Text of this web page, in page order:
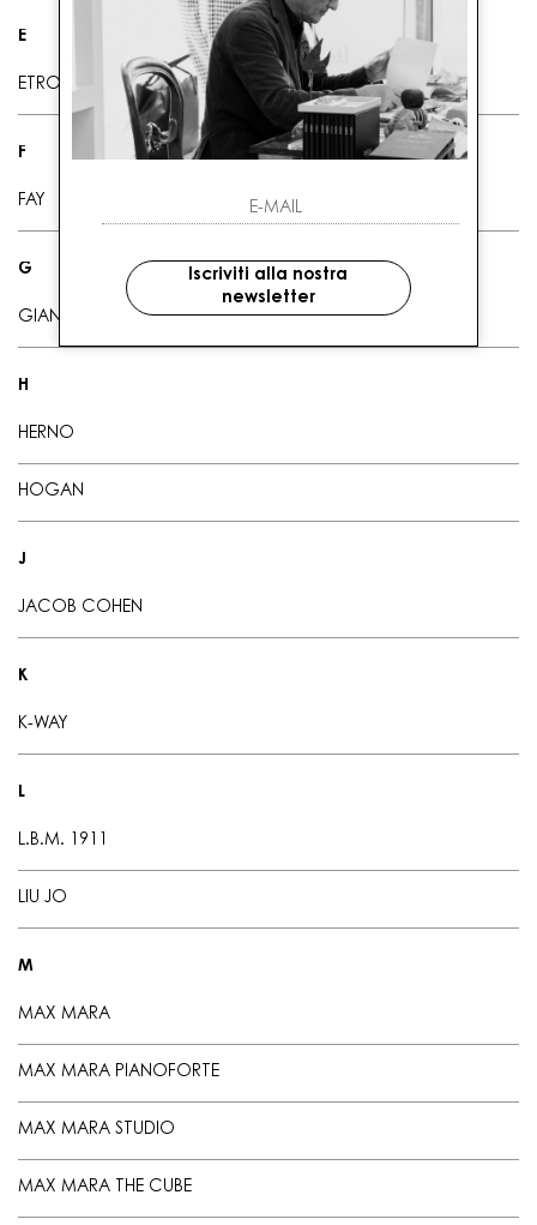
E
ETRO
F
FAY
G
GIANNI CHIARINI
H
HERNO
HOGAN
J
JACOB COHEN
K
K-WAY
L
L.B.M. 1911
LIU JO
M
MAX MARA
MAX MARA PIANOFORTE
MAX MARA STUDIO
MAX MARA THE CUBE
Iscriviti alla nostra
newsletter